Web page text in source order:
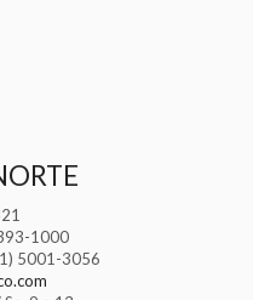
1000
5001-3056